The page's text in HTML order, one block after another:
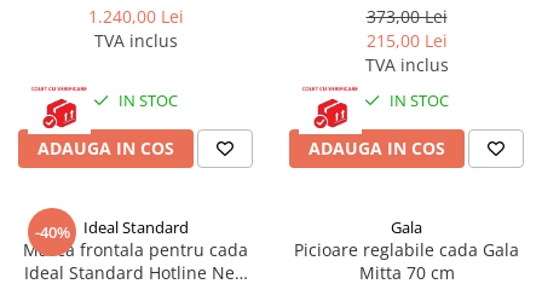
Mobilier Lavoar baie
Rafturi incastrate
Accesorii pentru mobila
Baterii lavoar
Baterii cada
Baterii dus
1.240,00 Lei
TVA inclus
IN STOC
ADAUGA IN COS
373,00 Lei
215,00 Lei
TVA inclus
IN STOC
ADAUGA IN COS
-40% Ideal Standard
Masca frontala pentru cada
Ideal Standard Hotline New
Gala
Picioare reglabile cada Gala
Mitta 70 cm